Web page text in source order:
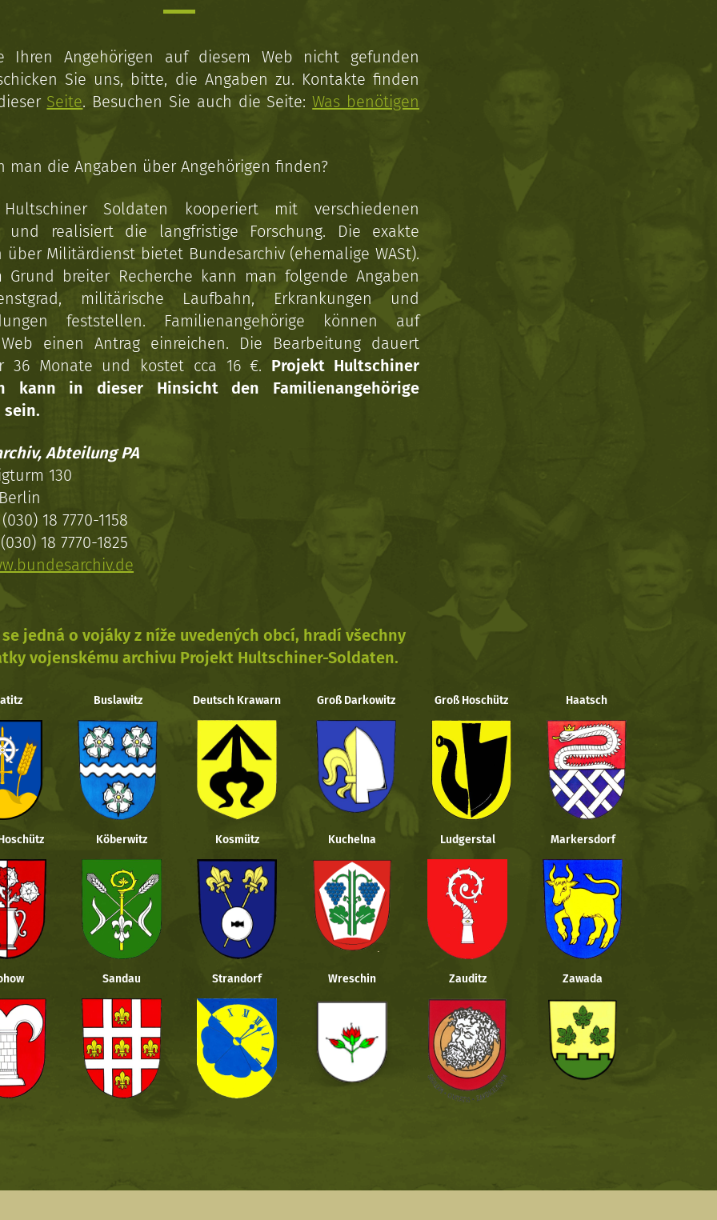
Ihren Angehörigen auf diesem Web nicht gefunden
Sie uns, bitte, die Angaben zu. Kontakte finden
Seite. Besuchen Sie auch die Seite:Was benötigen
man die Angaben über Angehörigen finden?
Soldaten kooperiert mit verschiedenen
und realisiert die langfristige Forschung. Die exakte
über Militärdienst bietet Bundesarchiv (ehemalige WASt).
Grund breiter Recherche kann man folgende Angaben
militärische Laufbahn, Erkrankungen und
feststellen. Familienangehörige können auf
einen Antrag einreichen. Die Bearbeitung dauert
36 Monate und kostet cca 16 €. Projekt Hultschiner
kann in dieser Hinsicht den Familienangehörige
Abteilung PA
130
18 7770-1158
18 7770-1825
jedná o vojáky z níže uvedených obcí, hradí všechny
vojenskému archivu Projekt Hultschiner-Soldaten.
Buslawitz Deutsch Krawarn Groß Darkowitz Groß Hoschütz Haatsch
Köberwitz Kosmütz Kuchelna Ludgerstal Markersdorf
Sandau Strandorf Wreschin Zauditz Zawada